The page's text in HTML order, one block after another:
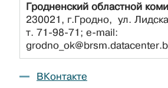
Гродненский областной
230021, г.Гродно, ул.
т. 71-98-71; e-mail:
ВКонтакте